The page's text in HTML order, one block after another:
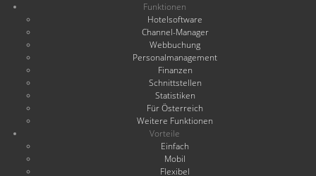
Funktionen
Hotelsoftware
Channel-Manager
Webbuchung
Personalmanagement
Finanzen
Schnittstellen
Statistiken
Für Österreich
Weitere Funktionen
Vorteile
Einfach
Mobil
Flexibel